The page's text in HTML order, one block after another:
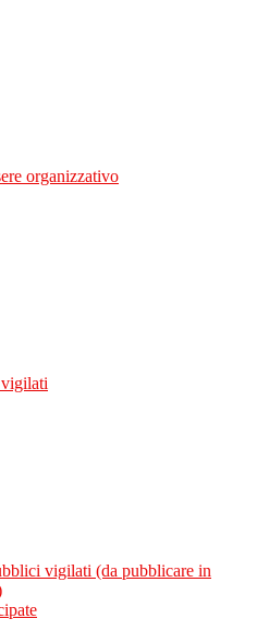
organizzativo
vigilati (da pubblicare in